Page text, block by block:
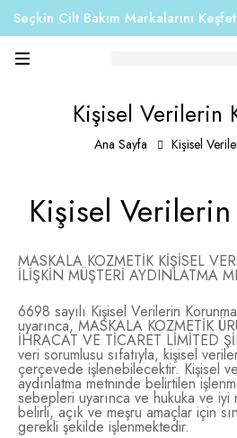
Seçkin Cilt Bakım Markalarını
Kişisel Verilerin
Ana Sayfa Kişisel
Kişisel Verilerin
MASKALA KOZMETİK KİŞİSEL
İLİŞKİN MÜŞTERİ AYDINLATMA
6698 sayılı Kişisel Verilerin
uyarınca, MASKALA KOZMETİK
İHRACAT VE TİCARET LİMİTED
veri sorumlusu sıfatıyla, kişisel
çerçevede işlenebilecektir. Kişisel
aydınlatma metninde belirtilen
sebepleri uyarınca ve hukuka ve
belirli, açık ve meşru amaçlar için
gerekli şekilde işlenmektedir.